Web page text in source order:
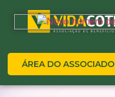
ÁREA DO ASSOCIADO